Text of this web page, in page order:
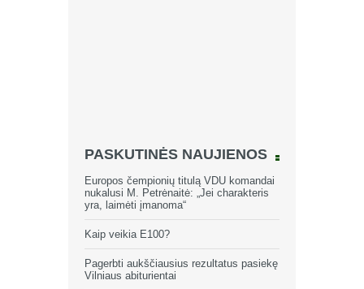
PASKUTINĖS NAUJIENOS
Europos čempionių titulą VDU komandai
nukalusi M. Petrėnaitė: „Jei charakteris
yra, laimėti įmanoma“
Kaip veikia E100?
Pagerbti aukščiausius rezultatus pasiekę
Vilniaus abiturientai